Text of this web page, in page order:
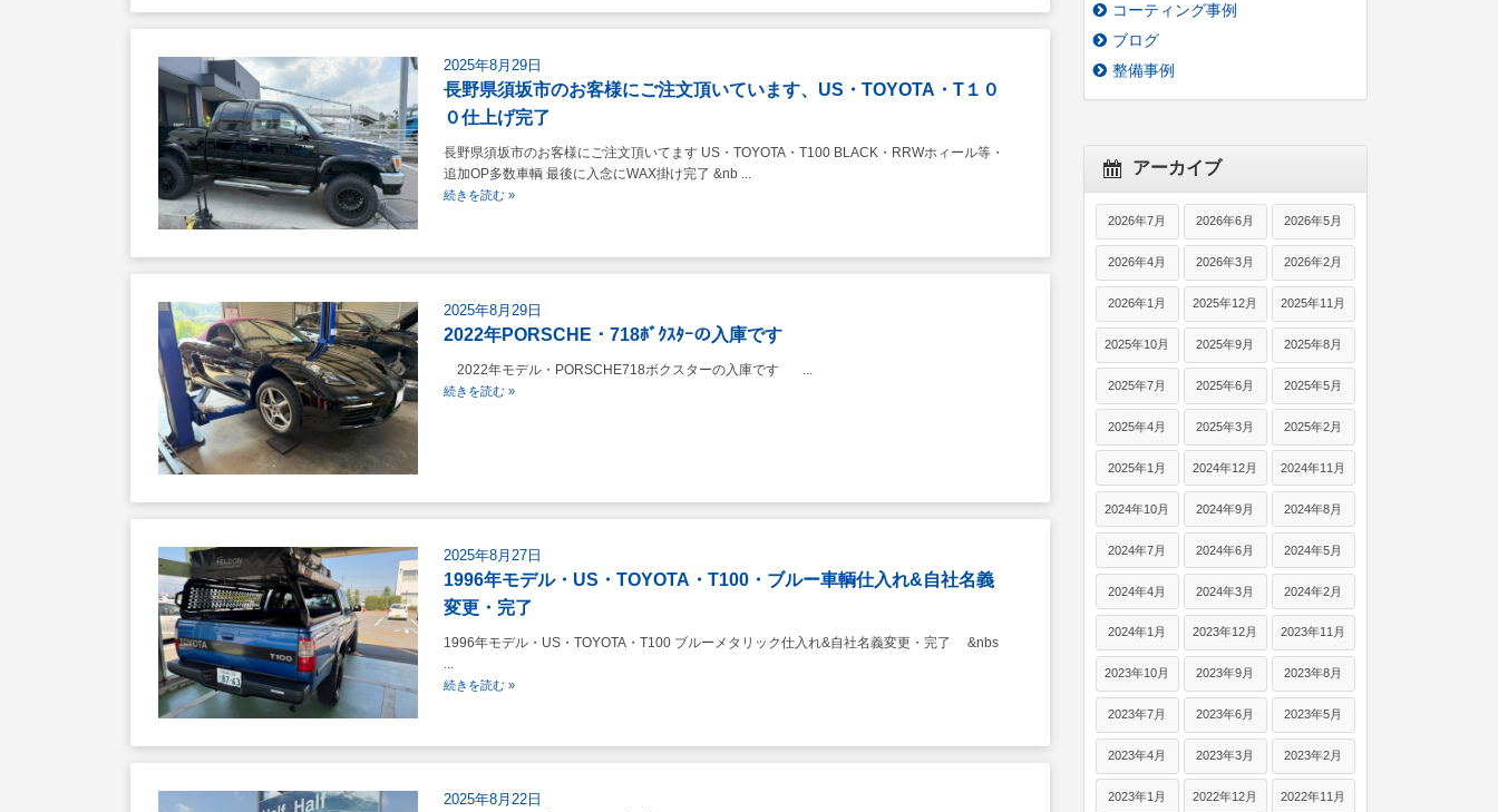
2025年8月29日
長野県須坂市のお客様にご注文頂いています、US・TOYOTA・T１０
０仕上げ完了
長野県須坂市のお客様にご注文頂いてます US・TOYOTA・T100 BLACK・RRWホィール等・
追加OP多数車輌 最後に入念にWAX掛け完了 &nb ...
続きを読む »
2025年8月29日
2022年PORSCHE・718ﾎﾞｸｽﾀｰの入庫です
2022年モデル・PORSCHE718ボクスターの入庫です ...
続きを読む »
2025年8月27日
1996年モデル・US・TOYOTA・T100・ブルー車輌仕入れ&自社名義
変更・完了
1996年モデル・US・TOYOTA・T100 ブルーメタリック仕入れ&自社名義変更・完了 &nbs
続きを読む »
2025年8月22日
コーティング事例
ブログ
整備事例
アーカイブ
2026年7月 2026年6月 2026年5月
2026年4月 2026年3月 2026年2月
2026年1月 2025年12月 2025年11月
2025年10月 2025年9月 2025年8月
2025年7月 2025年6月 2025年5月
2025年4月 2025年3月 2025年2月
2025年1月 2024年12月 2024年11月
2024年10月 2024年9月 2024年8月
2024年7月 2024年6月 2024年5月
2024年4月 2024年3月 2024年2月
2024年1月 2023年12月 2023年11月
2023年10月 2023年9月 2023年8月
2023年7月 2023年6月 2023年5月
2023年4月 2023年3月 2023年2月
2023年1月 2022年12月 2022年11月